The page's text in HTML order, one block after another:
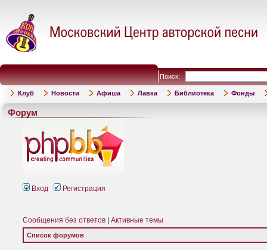
Поиск:
Клуб Новости Афиша Лавка Библиотека Фонды
Форум
Вход Регистрация
Сообщения без ответов Активные темы
Список форумов